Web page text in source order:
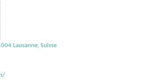
Lausanne, Suisse